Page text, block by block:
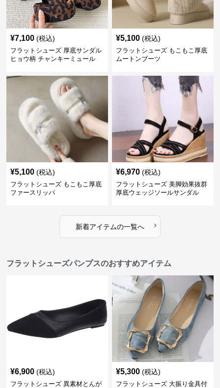
¥7,100 (税込)
フラットシューズ 厚底サンダル
ヒョウ柄 チャンキーミュール
¥5,100 (税込)
フラットシューズ もこもこ厚底
ムートンブーツ
¥5,100 (税込)
フラットシューズ もこもこ厚底
ファースリッパ
¥6,970 (税込)
フラットシューズ 美脚効果抜群
厚底ウェッジソールサンダル
新着アイテムの一覧へ ›
フラットシューズパンプスのおすすめアイテム
¥6,900 (税込)
フラットシューズ 異素材とんが
¥5,300 (税込)
フラットシューズ 大振り金具付